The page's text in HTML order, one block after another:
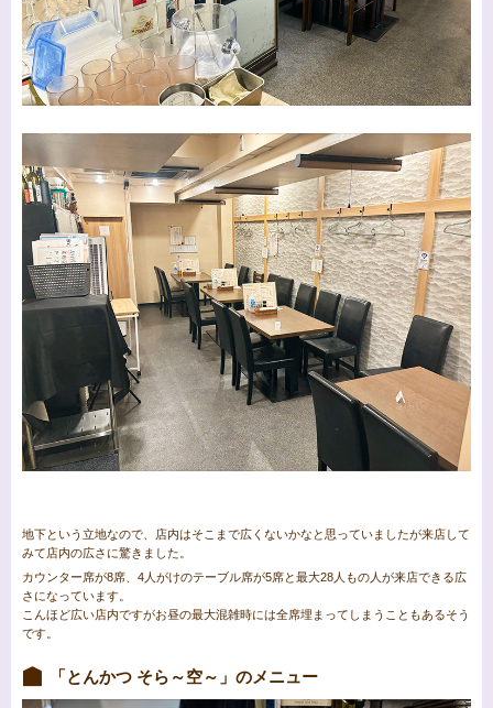
地下という立地なので、店内はそこまで広くないかなと思っていましたが来店して
みて店内の広さに驚きました。
カウンター席が8席、4人がけのテーブル席が5席と最大28人もの人が来店できる広
さになっています。
こんほど広い店内ですがお昼の最大混雑時には全席埋まってしまうこともあるそう
です。
「とんかつ そら～空～」のメニュー